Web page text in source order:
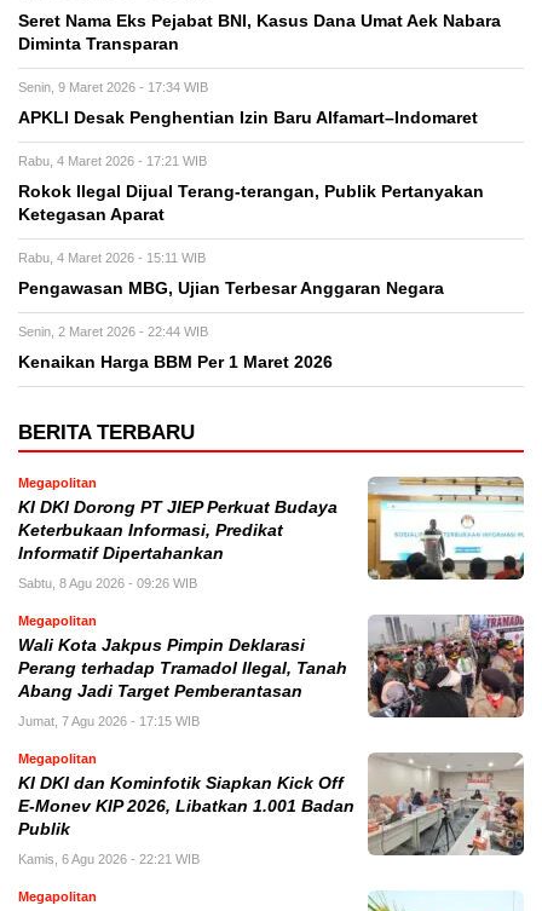
Seret Nama Eks Pejabat BNI, Kasus Dana Umat Aek Nabara
Diminta Transparan
Senin, 9 Maret 2026 - 17:34 WIB
APKLI Desak Penghentian Izin Baru Alfamart–Indomaret
Rabu, 4 Maret 2026 - 17:21 WIB
Rokok Ilegal Dijual Terang-terangan, Publik Pertanyakan
Ketegasan Aparat
Rabu, 4 Maret 2026 - 15:11 WIB
Pengawasan MBG, Ujian Terbesar Anggaran Negara
Senin, 2 Maret 2026 - 22:44 WIB
Kenaikan Harga BBM Per 1 Maret 2026
BERITA TERBARU
Megapolitan
KI DKI Dorong PT JIEP Perkuat Budaya
Keterbukaan Informasi, Predikat
Informatif Dipertahankan
Sabtu, 8 Agu 2026 - 09:26 WIB
Megapolitan
Wali Kota Jakpus Pimpin Deklarasi
Perang terhadap Tramadol Ilegal, Tanah
Abang Jadi Target Pemberantasan
Jumat, 7 Agu 2026 - 17:15 WIB
Megapolitan
KI DKI dan Kominfotik Siapkan Kick Off
E-Monev KIP 2026, Libatkan 1.001 Badan
Publik
Kamis, 6 Agu 2026 - 22:21 WIB
Megapolitan